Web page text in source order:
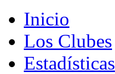
Inicio
Los Clubes
Estadísticas